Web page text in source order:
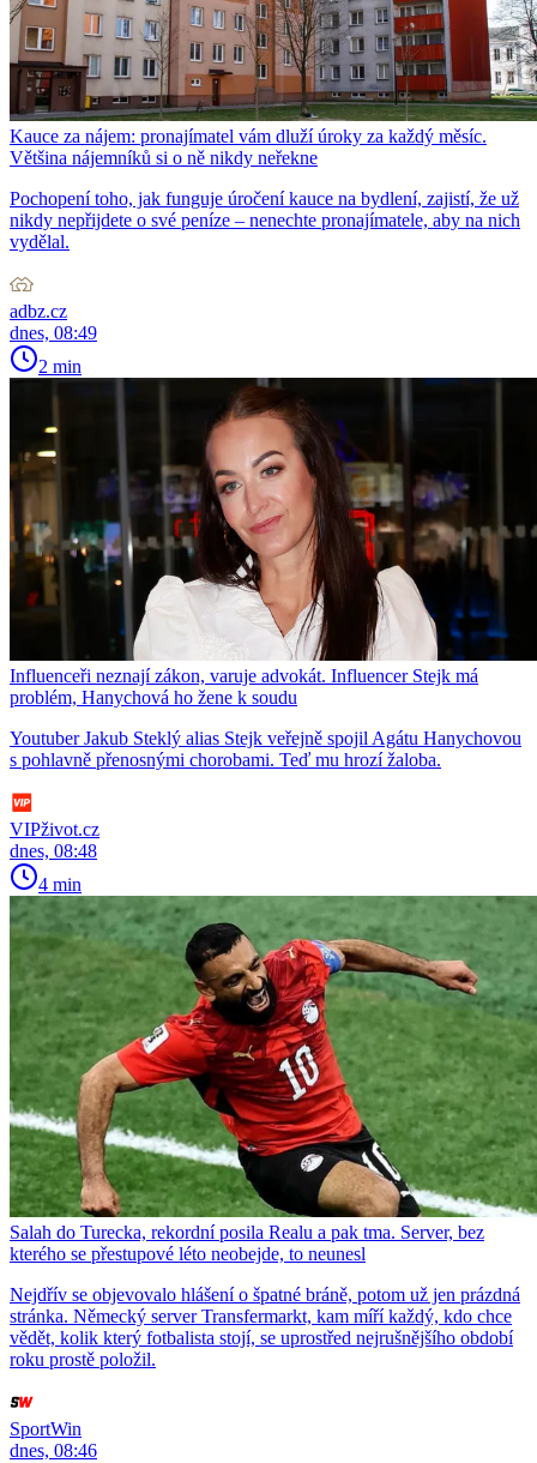
Kauce za nájem: pronajímatel vám dluží úroky za každý měsíc.
Většina nájemníků si o ně nikdy neřekne
Pochopení toho, jak funguje úročení kauce na bydlení, zajistí, že už
nikdy nepřijdete o své peníze – nenechte pronajímatele, aby na nich
vydělal.
adbz.cz
dnes, 08:49
2 min
Influenceři neznají zákon, varuje advokát. Influencer Stejk má
problém, Hanychová ho žene k soudu
Youtuber Jakub Steklý alias Stejk veřejně spojil Agátu Hanychovou
s pohlavně přenosnými chorobami. Teď mu hrozí žaloba.
VIPživot.cz
dnes, 08:48
4 min
Salah do Turecka, rekordní posila Realu a pak tma. Server, bez
kterého se přestupové léto neobejde, to neunesl
Nejdřív se objevovalo hlášení o špatné bráně, potom už jen prázdná
stránka. Německý server Transfermarkt, kam míří každý, kdo chce
vědět, kolik který fotbalista stojí, se uprostřed nejrušnějšího období
roku prostě položil.
SportWin
dnes, 08:46